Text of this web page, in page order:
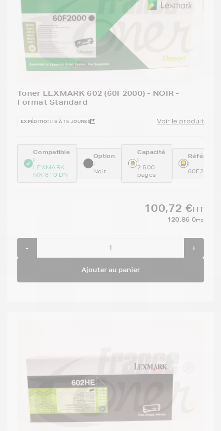
Toner LEXMARK 602 (60F2000) - NOIR -
Format Standard
EXPÉDITION : 6 À 15 JOURS Voir le produit
Compatible
:
LEXMARK
MX 310 DN
Option
:
Noir
Capacité
:
2 500
pages
:
60F2000
100,72 €HT
120,86 €TTC
- +
Ajouter au panier